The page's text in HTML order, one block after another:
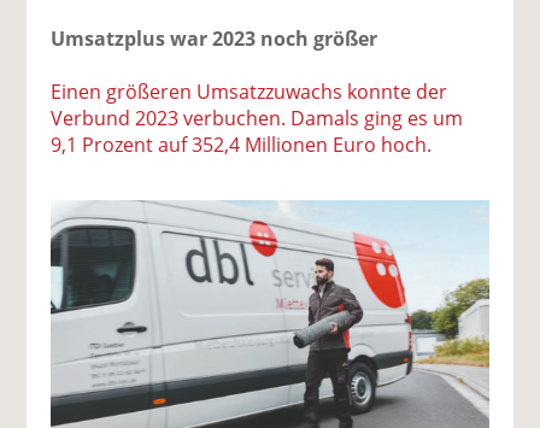
Umsatzplus war 2023 noch größer
Einen größeren Umsatzzuwachs konnte der
Verbund 2023 verbuchen. Damals ging es um
9,1 Prozent auf 352,4 Millionen Euro hoch.